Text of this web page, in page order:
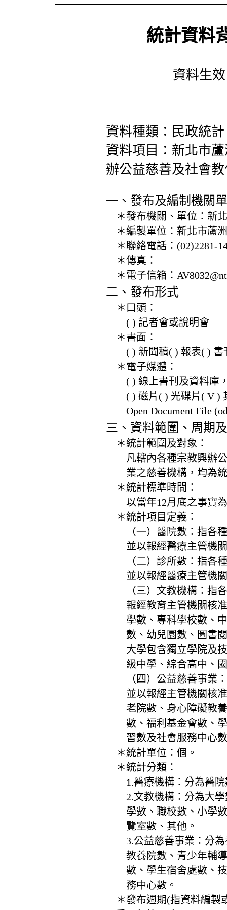
統計資料
資料生
資料種類：民政統計
資料項目：新北市
辦公益慈善及社會
一、發布及編制機關
＊發布機關、單位： 新
＊編製單位： 新北市蘆
＊聯絡電話： (02)2281-
＊傳真：
＊電子信箱：
二、發布形式
＊口頭：
( ) 記者會或說明會
＊書面：
( ) 新聞稿( ) 報表( ) 書
＊電子媒體：
( ) 線上書刊及資料庫
( ) 磁片( ) 光碟片( V )
Open Document File
三、資料範圍、周期
＊統計範圍及對象：
凡轄內各種宗教興辦
業之慈善機構，均為
＊統計標準時間：
以當年12月底之事實
＊統計項目定義：
（一）醫院數：指各
並以報經醫療主管機
（二）診所數：指各
並以報經醫療主管機
（三）文教機構：指
報經教育主管機關核
學數、專科學校數、
數、幼兒園數、圖書
大學包含獨立學院及
級中學、綜合高中、
（四）公益慈善事業
並以報經主管機關核
老院數、身心障礙教
數、福利基金會數、
習數及社會服務中心
＊統計單位： 個。
＊統計分類：
1.醫療機構：分為醫
2.文教機構：分為大
學數、職校數、小學
覽室數、其他。
3.公益慈善事業：分
教養院數、青少年輔
數、學生宿舍處數、
務中心數。
＊發布週期(指資料編製